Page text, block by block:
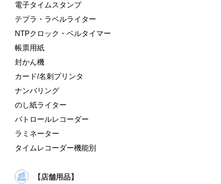
電子タイムスタンプ
テプラ・ラベルライター
NTPクロック・ベルタイマー
帳票用紙
封かん機
カード/名刺プリンタ
ナンバリング
のし紙ライター
パトロールレコーダー
ラミネーター
タイムレコーダー機能別
【店舗用品】